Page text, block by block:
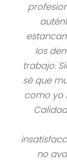
los
trabajo.
sé que
como yo
no